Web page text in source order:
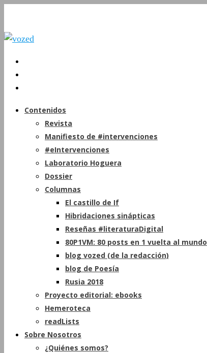
Contenidos
Revista
Manifiesto de #intervenciones
#eIntervenciones
Laboratorio Hoguera
Dossier
Columnas
El castillo de If
Hibridaciones sinápticas
Reseñas #literaturaDigital
80P1VM: 80 posts en 1 vuelta al mundo
blog vozed (de la redacción)
blog de Poesía
Rusia 2018
Proyecto editorial: ebooks
Hemeroteca
readLists
Sobre Nosotros
¿Quiénes somos?